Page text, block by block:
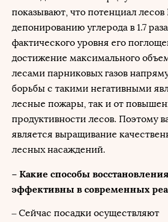
показывают, что потенциал
депонированию углерода в 1.7
фактического уровня его
достижение максимального
лесами парниковых газов
борьбы с такими негативными
лесные пожары, так и от
продуктивности лесов. Поэтому
является выращивание
лесных насаждений.
– Какие способы
эффективны в современных
– Сейчас посадки осуществляют